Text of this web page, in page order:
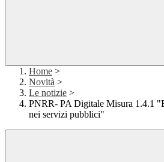
Home >
Novità >
Le notizie >
PNRR- PA Digitale Misura 1.4.1
nei servizi pubblici"